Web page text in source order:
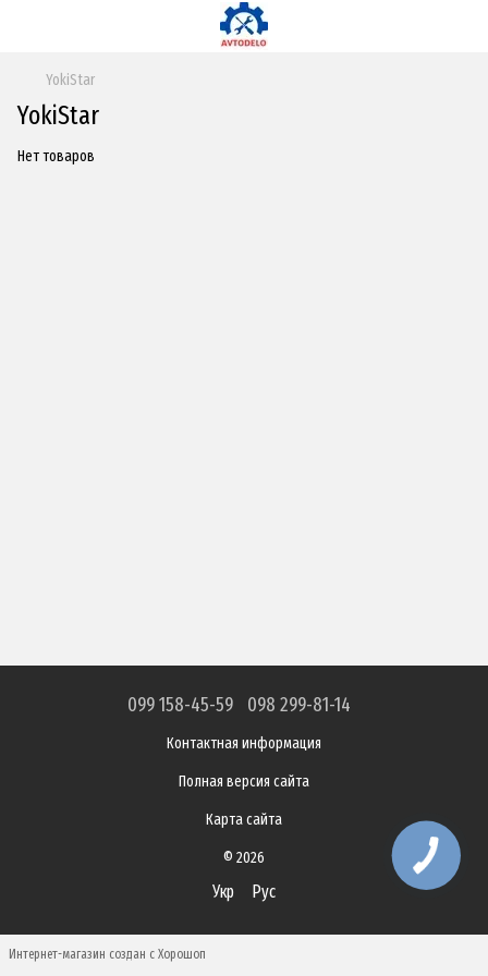
YokiStar
YokiStar
Нет товаров
099 158-45-59 098 299-81-14
Контактная информация
Полная версия сайта
Карта сайта
© 2026
Укр Рус
Интернет-магазин создан с Хорошоп